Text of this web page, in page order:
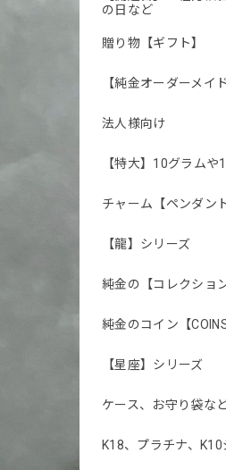
の日など
贈り物【ギフト】
【純金オーダーメイ
法人様向け
【特大】10グラムや
チャーム【ペンダント
【龍】シリーズ
純金の【コレクション
純金のコイン【COINS
【星座】シリーズ
ケース、お守り袋な
K18、プラチナ、